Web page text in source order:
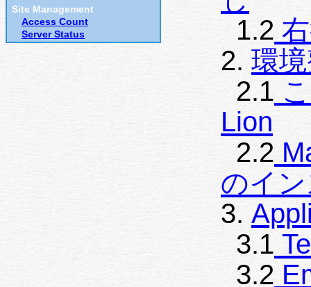
Site Management
Access Count
Server Status
1.2
2. 環
2.1
Lion
2.2
のイ
3.
3.1
3.2